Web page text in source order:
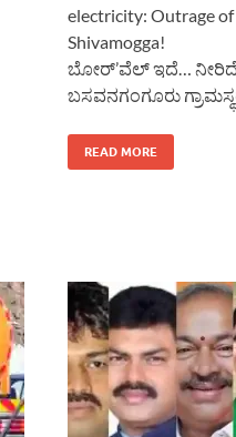
electricity: Outrage of
Shivamogga!
ಬೋರ್’ವೆಲ್ ಇದೆ…
ಬಸವನಗಂಗೂರು
READ MORE